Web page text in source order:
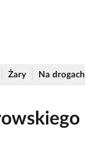
Żary Na drogach